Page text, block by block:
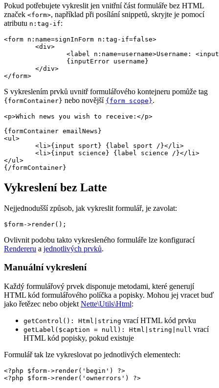
Pokud potřebujete vykreslit jen vnitřní část formuláře bez HTML
značek <form>, například při posílání snippetů, skryjte je pomocí
atributu n:tag-if:
<form n:name=signInForm n:tag-if=false>
S vykreslením prvků uvnitř formulářového kontejneru pomůže tag
{formContainer} nebo novější {form scope}.
<p>Which news you wish to receive:</p>
{formContainer emailNews}
<ul>
</ul>
Vykreslení bez Latte
Nejjednodušší způsob, jak vykreslit formulář, je zavolat:
Ovlivnit podobu takto vykresleného formuláře lze konfigurací
Rendereru a jednotlivých prvků.
Manuální vykreslení
Každý formulářový prvek disponuje metodami, které generují
HTML kód formulářového políčka a popisky. Mohou jej vracet buď
jako řetězec nebo objekt Nette\Utils\Html:
getControl(): Html|string vrací HTML kód prvku
getLabel($caption = null): Html|string|null vrací
HTML kód popisky, pokud existuje
Formulář tak lze vykreslovat po jednotlivých elementech:
<?php $form->render('begin') ?>
<?php $form->render('ownerrors') ?>